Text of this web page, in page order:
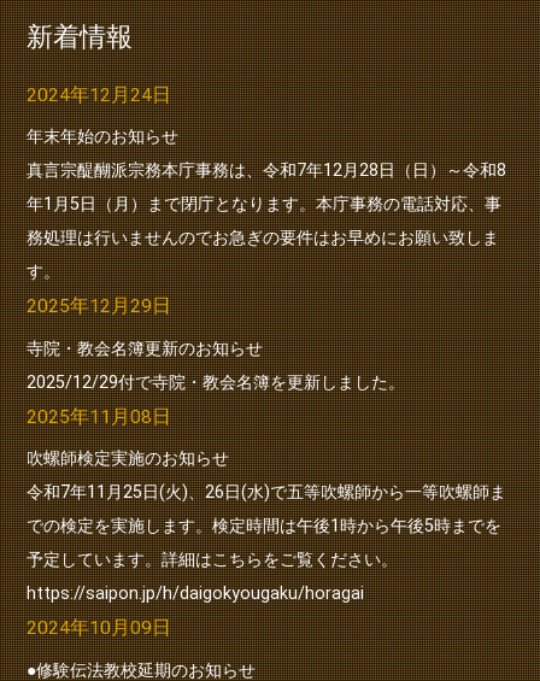
新着情報
2024年12月24日
年末年始のお知らせ
真言宗醍醐派宗務本庁事務は、令和7年12月28日（日）～令和8
年1月5日（月）まで閉庁となります。本庁事務の電話対応、事
務処理は行いませんのでお急ぎの要件はお早めにお願い致しま
す。
2025年12月29日
寺院・教会名簿更新のお知らせ
2025/12/29付で寺院・教会名簿を更新しました。
2025年11月08日
吹螺師検定実施のお知らせ
令和7年11月25日(火)、26日(水)で五等吹螺師から一等吹螺師ま
での検定を実施します。検定時間は午後1時から午後5時までを
予定しています。詳細はこちらをご覧ください。
https://saipon.jp/h/daigokyougaku/horagai
2024年10月09日
●修験伝法教校延期のお知らせ